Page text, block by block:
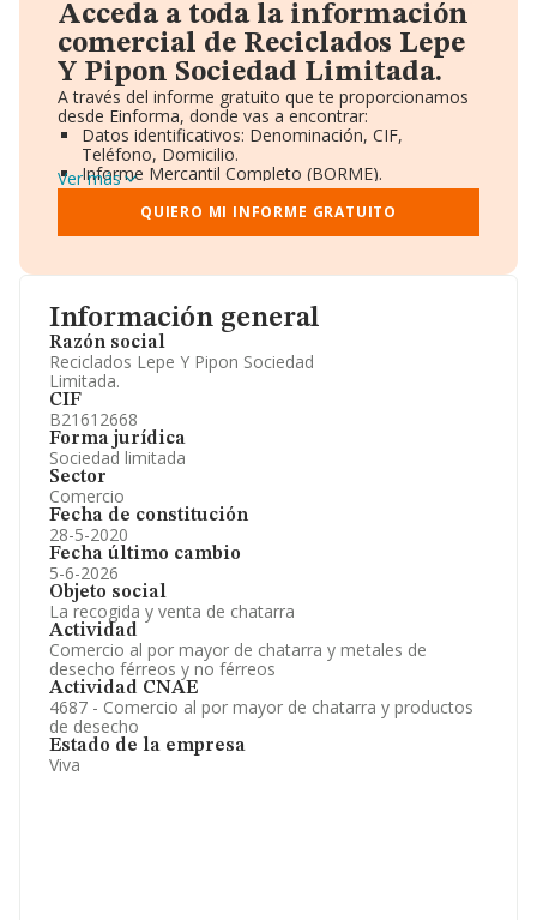
Información general
Razón social
Reciclados Lepe Y Pipon Sociedad
Limitada.
CIF
B21612668
Forma jurídica
Sociedad limitada
Sector
Comercio
Fecha de constitución
28-5-2020
Fecha último cambio
5-6-2026
Objeto social
La recogida y venta de chatarra
Actividad
Comercio al por mayor de chatarra y metales de
desecho férreos y no férreos
Actividad CNAE
4687 - Comercio al por mayor de chatarra y productos
de desecho
Estado de la empresa
Viva
Acceda a toda la información
comercial de Reciclados Lepe
Y Pipon Sociedad Limitada.
A través del informe gratuito que te proporcionamos
desde Einforma, donde vas a encontrar:
Datos identificativos: Denominación, CIF,
Teléfono, Domicilio.
Informe Mercantil Completo (BORME).
Gráficos de Evolución Ventas y Empleados.
Consejo de Administración y Administradores.
Directivos y Ejecutivos.
Información oficial y registral complementaria.
Ver más
QUIERO MI INFORME GRATUITO